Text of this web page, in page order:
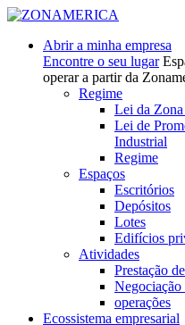
Abrir a minha empresa
Encontre o seu lugar
operar a partir da
Regime
Lei da Zona
Lei de
Industrial
Regime
Espaços
Escritórios
Depósitos
Lotes
Edifícios
Atividades
Prestação
operações
Ecossistema empresarial